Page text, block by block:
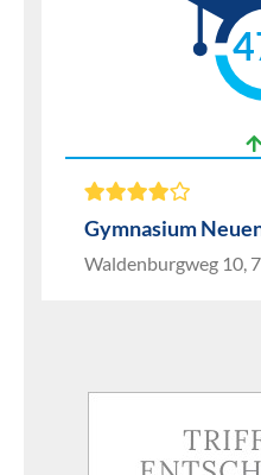
Gymnasium
Waldenburgweg 10,